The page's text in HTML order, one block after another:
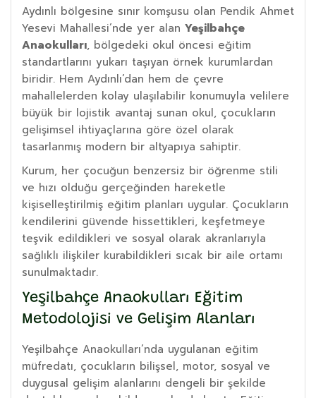
Aydınlı bölgesine sınır komşusu olan Pendik Ahmet
Yesevi Mahallesi’nde yer alan Yeşilbahçe
Anaokulları, bölgedeki okul öncesi eğitim
standartlarını yukarı taşıyan örnek kurumlardan
biridir. Hem Aydınlı’dan hem de çevre
mahallelerden kolay ulaşılabilir konumuyla velilere
büyük bir lojistik avantaj sunan okul, çocukların
gelişimsel ihtiyaçlarına göre özel olarak
tasarlanmış modern bir altyapıya sahiptir.
Kurum, her çocuğun benzersiz bir öğrenme stili
ve hızı olduğu gerçeğinden hareketle
kişiselleştirilmiş eğitim planları uygular. Çocukların
kendilerini güvende hissettikleri, keşfetmeye
teşvik edildikleri ve sosyal olarak akranlarıyla
sağlıklı ilişkiler kurabildikleri sıcak bir aile ortamı
sunulmaktadır.
Yeşilbahçe Anaokulları Eğitim
Metodolojisi ve Gelişim Alanları
Yeşilbahçe Anaokulları’nda uygulanan eğitim
müfredatı, çocukların bilişsel, motor, sosyal ve
duygusal gelişim alanlarını dengeli bir şekilde